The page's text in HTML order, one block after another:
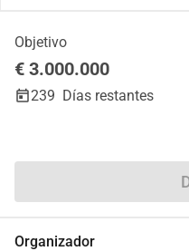
Objetivo
€ 3.000.000
239 Días restantes
Organizador